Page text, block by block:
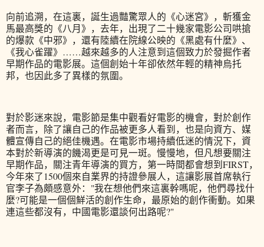
向前追溯，在這裏，誕生過豔驚眾人的《心迷宮》，斬獲金
馬最高獎的《八月》，去年，出現了二十幾家電影公司哄搶
的爆款《中邪》，還有陸續在院線公映的《黑處有什麼》、
《我心雀躍》……越來越多的人注意到這個致力於發掘作者
早期作品的電影展。這個創始十年卻依然年輕的精神烏托
邦，也因此多了異樣的氛圍。
對於影迷來說，電影節是集中觀看好電影的機會，對於創作
者而言，除了讓自己的作品被更多人看到，也是向資方、媒
體宣傳自己的絕佳機遇。在電影市場持續低迷的情況下，資
本對於新導演的饑渴更是可見一斑。慢慢地，但凡想要關注
早期作品，關注青年導演的買方，第一時間都會想到FIRST，
今年來了1500個來自業界的持證參展人，這讓影展首席執行
官李子為頗感意外："我在想他們來這裏幹嗎呢，他們尋找什
麼?可能是一個個鮮活的創作生命，最原始的創作衝動。如果
連這些都沒有，中國電影還談何出路呢?"